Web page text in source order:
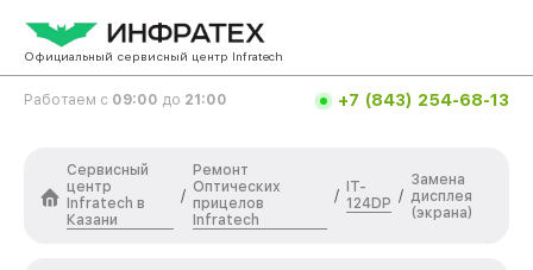
Официальный сервисный центр Infratech
Работаем с 09:00 до 21:00 +7 (843) 254-68-13
Сервисный
центр
Infratech в
Казани
/
Ремонт
Оптических
прицелов
Infratech
/
IT-
124DP /
Замена
дисплея
(экрана)